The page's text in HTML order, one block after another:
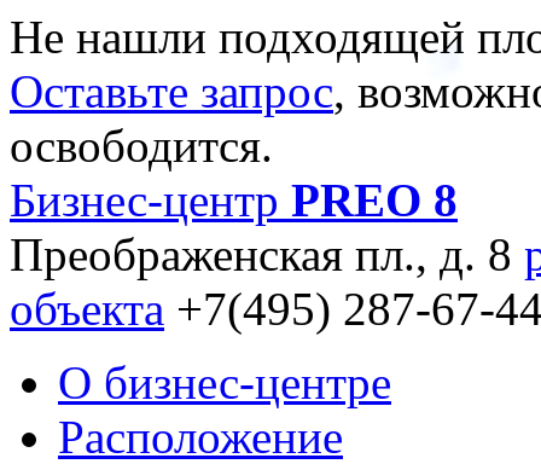
Не нашли подходящей
Оставьте запрос,
освободится.
Бизнес-центр PREO 8
Преображенская пл., д. 8
объекта +7(495) 287-67-
О бизнес-центре
Расположение